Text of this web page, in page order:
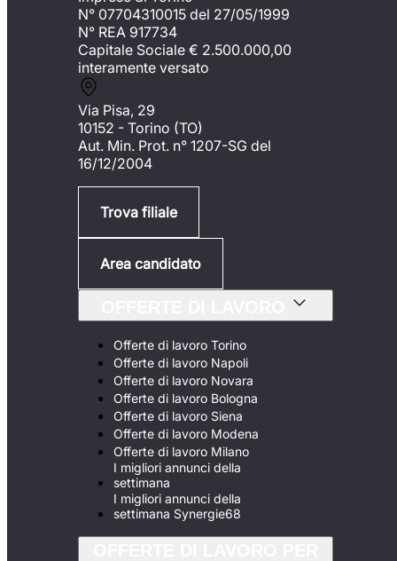
N° 07704310015 del 27/05/1999
N° REA 917734
Capitale Sociale € 2.500.000,00
interamente versato
Via Pisa, 29
10152 - Torino (TO)
Aut. Min. Prot. n° 1207-SG del
16/12/2004
Trova filiale
Area candidato
Offerte di lavoro Torino
Offerte di lavoro Napoli
Offerte di lavoro Novara
Offerte di lavoro Bologna
Offerte di lavoro Siena
Offerte di lavoro Modena
Offerte di lavoro Milano
I migliori annunci della
settimana
I migliori annunci della
settimana Synergie68